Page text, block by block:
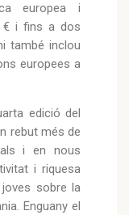
europea i
€ i fins a dos
també inclou
europees a
edició del
rebut més de
i en nous
i riquesa
sobre la
Enguany el